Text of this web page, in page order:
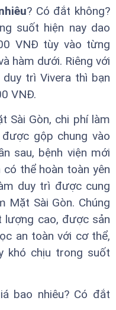
? Có đắt không?
suốt hiện nay dao
VNĐ tùy vào từng
hàm dưới. Riêng với
trì Vivera thì bạn
VNĐ.
Sài Gòn, chi phí làm
gộp chung vào
sau, bệnh viện mới
có thể hoàn toàn yên
duy trì được cung
Mặt Sài Gòn. Chúng
cao, được sản
an toàn với cơ thể,
khó chịu trong suốt